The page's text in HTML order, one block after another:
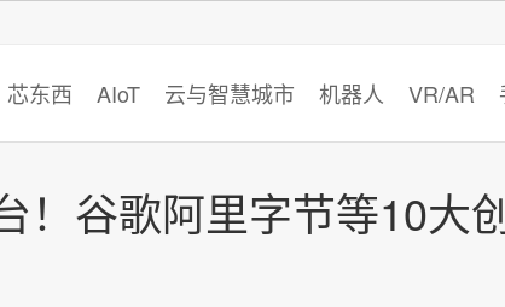
猩猩
芯东西 AIoT 云与智慧城市 机器人 VR/AR
！谷歌阿里字节等10大